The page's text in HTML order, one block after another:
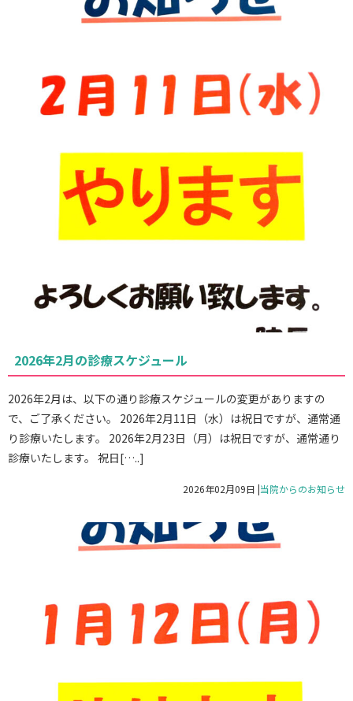
2026年2月の診療スケジュール
2026年2月は、以下の通り診療スケジュールの変更がありますの
で、ご了承ください。 2026年2月11日（水）は祝日ですが、通常通
り診療いたします。 2026年2月23日（月）は祝日ですが、通常通り
診療いたします。 祝日[…..]
2026年02月09日 |当院からのお知らせ